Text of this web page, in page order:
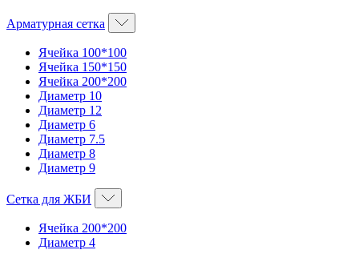
Арматурная сетка
Ячейка 100*100
Ячейка 150*150
Ячейка 200*200
Диаметр 10
Диаметр 12
Диаметр 6
Диаметр 7.5
Диаметр 8
Диаметр 9
Сетка для ЖБИ
Ячейка 200*200
Диаметр 4